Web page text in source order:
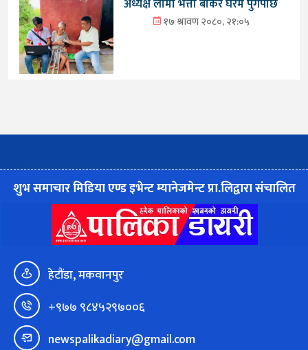
१७ श्रावण २०८०, २१:०५
शुभ समाचार मिडिया एण्ड इभेन्ट म्यानेजमेन्ट प्रा.लिद्वारा संचालित
हेटौंडा, मकवानपुर
+९७७ ९८४५२९७००६
newspalikadiary@gmail.com